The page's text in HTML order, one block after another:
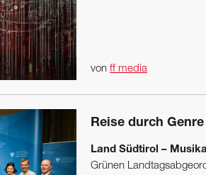
von ff media
Reise durch
Land Südtirol –
Grünen